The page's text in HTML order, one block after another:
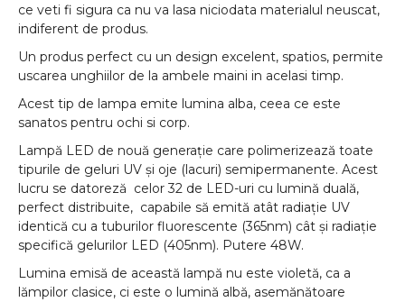
ce veti fi sigura ca nu va lasa niciodata materialul neuscat,
indiferent de produs.
Un produs perfect cu un design excelent, spatios, permite
uscarea unghiilor de la ambele maini in acelasi timp.
Acest tip de lampa emite lumina alba, ceea ce este
sanatos pentru ochi si corp.
Lampă LED de nouă generație care polimerizează toate
tipurile de geluri UV și oje (lacuri) semipermanente. Acest
lucru se datoreză celor 32 de LED-uri cu lumină duală,
perfect distribuite, capabile să emită atât radiație UV
identică cu a tuburilor fluorescente (365nm) cât și radiație
specifică gelurilor LED (405nm). Putere 48W.
Lumina emisă de această lampă nu este violetă, ca a
lămpilor clasice, ci este o lumină albă, asemănătoare